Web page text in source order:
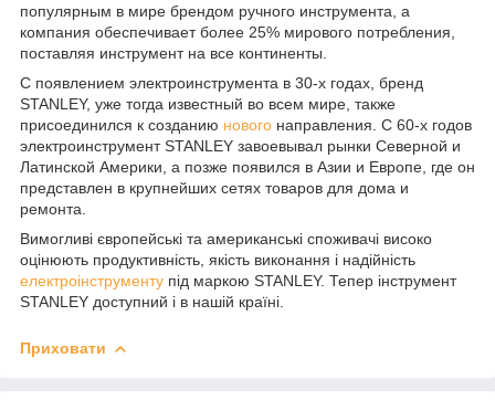
популярным в мире брендом ручного инструмента, а
компания обеспечивает более 25% мирового потребления,
поставляя инструмент на все континенты.
С появлением электроинструмента в 30-х годах, бренд
STANLEY, уже тогда известный во всем мире, также
присоединился к созданию нового направления. С 60-х годов
электроинструмент STANLEY завоевывал рынки Северной и
Латинской Америки, а позже появился в Азии и Европе, где он
представлен в крупнейших сетях товаров для дома и
ремонта.
Вимогливі європейські та американські споживачі високо
оцінюють продуктивність, якість виконання і надійність
електроінструменту під маркою STANLEY. Тепер інструмент
STANLEY доступний і в нашій країні.
Приховати